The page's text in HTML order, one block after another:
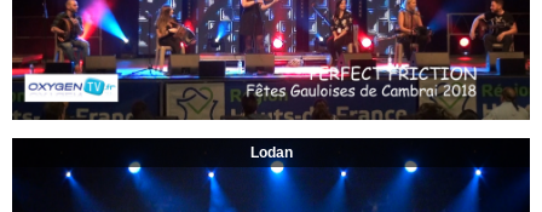
Lodan